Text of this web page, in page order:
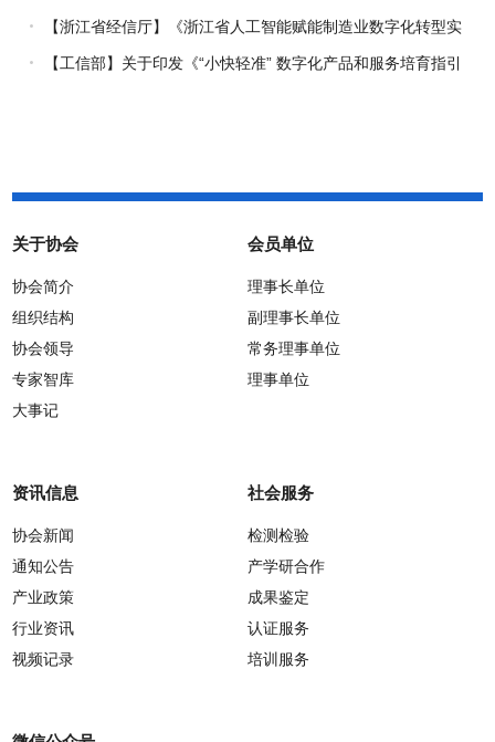
知
【浙江省经信厅】《浙江省人工智能赋能制造业数字化转型实
施方案（2026-2030年）》印发
【工信部】关于印发《“小快轻准” 数字化产品和服务培育指引
关于协会
协会简介
组织结构
协会领导
专家智库
大事记
会员单位
理事长单位
副理事长单位
常务理事单位
理事单位
资讯信息
协会新闻
通知公告
产业政策
行业资讯
视频记录
社会服务
检测检验
产学研合作
成果鉴定
认证服务
培训服务